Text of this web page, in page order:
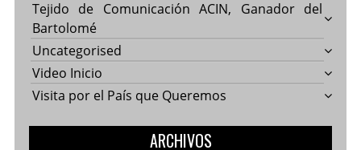
Tejido de Comunicación ACIN, Ganador del
Bartolomé
Uncategorised
Video Inicio
Visita por el País que Queremos
ARCHIVOS